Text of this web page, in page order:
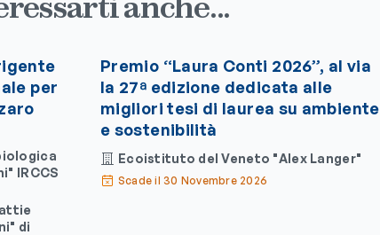
anche...
per
IRCCS
di
Premio “Laura Conti 2026”, al via
la 27ª edizione dedicata alle
migliori tesi di laurea su ambiente
e sostenibilità
Ecoistituto del Veneto "Alex Langer"
Scade il 30 Novembre 2026